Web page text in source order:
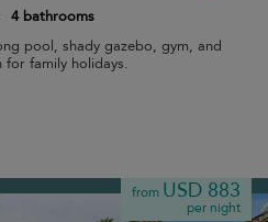
4 bathrooms
pool, shady gazebo, gym, and
for family holidays.
from USD 883
per night